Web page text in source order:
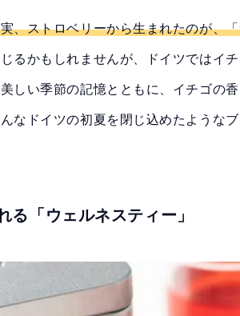
、ストロベリーから生まれたのが、
るかもしれませんが、ドイツではイチ
しい季節の記憶とともに、イチゴの
なドイツの初夏を閉じ込めたようなブ
る「ウェルネスティー」